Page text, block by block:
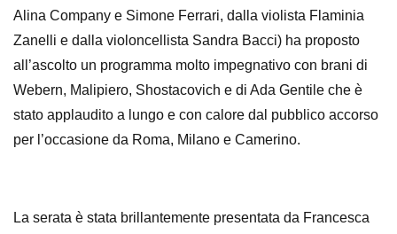
Alina Company e Simone Ferrari, dalla violista Flaminia
Zanelli e dalla violoncellista Sandra Bacci) ha proposto
all’ascolto un programma molto impegnativo con brani di
Webern, Malipiero, Shostacovich e di Ada Gentile che è
stato applaudito a lungo e con calore dal pubblico accorso
per l’occasione da Roma, Milano e Camerino.
La serata è stata brillantemente presentata da Francesca